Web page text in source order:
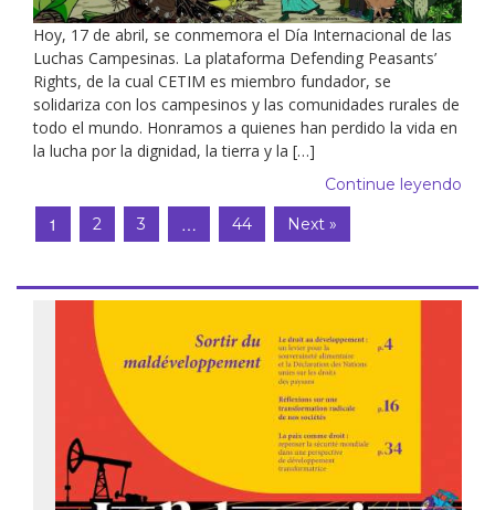
Hoy, 17 de abril, se conmemora el Día Internacional de las
Luchas Campesinas. La plataforma Defending Peasants’
Rights, de la cual CETIM es miembro fundador, se
solidariza con los campesinos y las comunidades rurales de
todo el mundo. Honramos a quienes han perdido la vida en
la lucha por la dignidad, la tierra y la […]
Continue leyendo
1 2 3 … 44 Next »